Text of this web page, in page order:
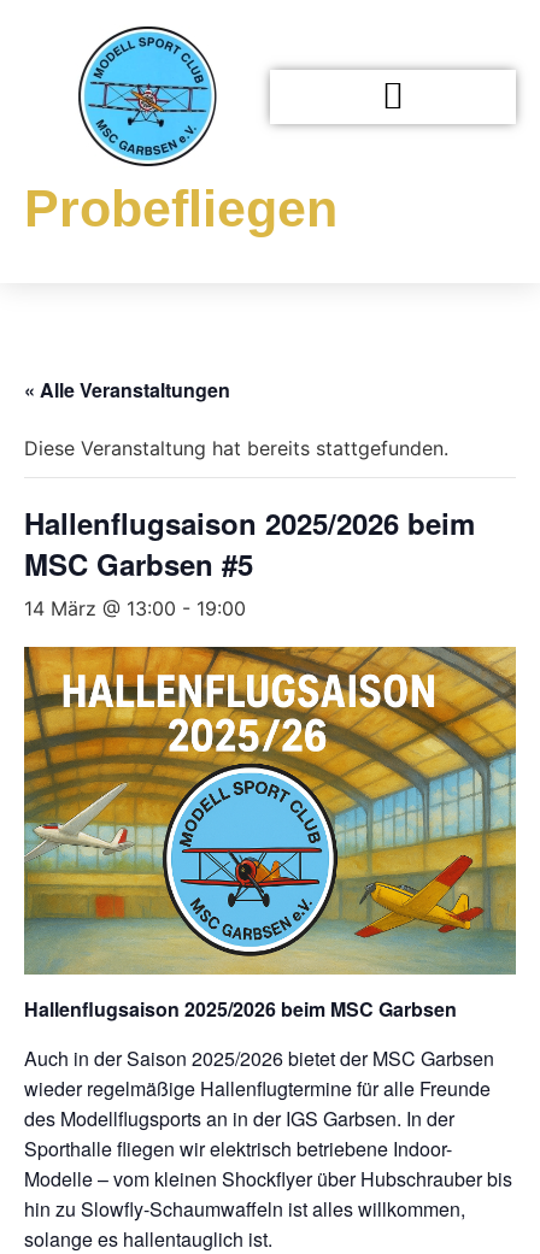
Probefliegen
« Alle Veranstaltungen
Diese Veranstaltung hat bereits stattgefunden.
Hallenflugsaison 2025/2026 beim
MSC Garbsen #5
14 März @ 13:00 - 19:00
Hallenflugsaison 2025/2026 beim MSC Garbsen
Auch in der Saison 2025/2026 bietet der MSC Garbsen
wieder regelmäßige Hallenflugtermine für alle Freunde
des Modellflugsports an in der IGS Garbsen. In der
Sporthalle fliegen wir elektrisch betriebene Indoor-
Modelle – vom kleinen Shockflyer über Hubschrauber bis
hin zu Slowfly-Schaumwaffeln ist alles willkommen,
solange es hallentauglich ist.